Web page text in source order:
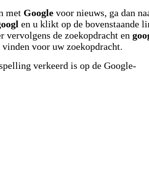
met Googlevoor nieuws, ga dan
en u klikt op de bovenstaande
vervolgens de zoekopdracht en
voor uw zoekopdracht.
verkeerd is op de Google-